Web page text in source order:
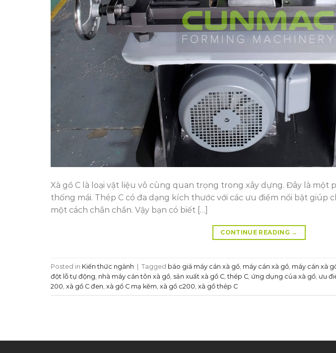
Xà gồ C là loại vật liệu vô cùng quan trọng trong xây dựng. Đây là một
thống mái. Thép C có đa dạng kích thước với các ưu điểm nổi bật giúp
một cách chắn chắn. Vậy bạn có biết […]
CONTINUE READING →
Posted in Kiến thức ngành Tagged báo giá máy cán xà gồ máy cán xà gồ máy cán xà
đột lỗ tự động nhà máy cán tôn xà gồ sản xuất xà gồ C ,thép C ứng dụng của xà gồ ưu
200 xà gồ C đen xà gồ C mạ kẽm xà gồ c200 xà gồ thép C